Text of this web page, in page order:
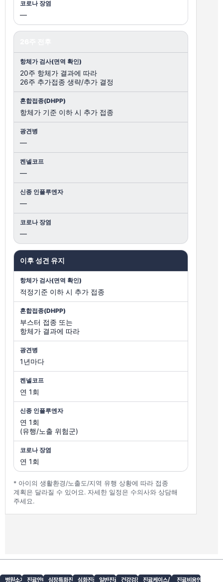
—
20주 항체가 결과에 따라
26주 추가접종 생략/추가 결정
항체가 기준 이하 시 추가 접종
—
—
—
—
이후 성견 유지
적정기준 이하 시 추가 접종
부스터 접종 또는
항체가 결과에 따라
1년마다
연 1회
연 1회
(유행/노출 위험군)
연 1회
* 아이의 생활환경/노출도/지역 유행 상황에 따라 접종
계획은 달라질 수 있어요. 자세한 일정은 수의사와 상담해
주세요.
병원소개 진료안내 심장특화진료심화진료 일반진료 건강검진 진료케이스/ 진료비용안내